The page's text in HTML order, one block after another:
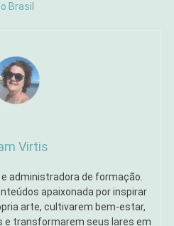
Brasil
Virtis
administradora de formação.
apaixonada por inspirar
arte, cultivarem bem-estar,
e transformarem seus lares em